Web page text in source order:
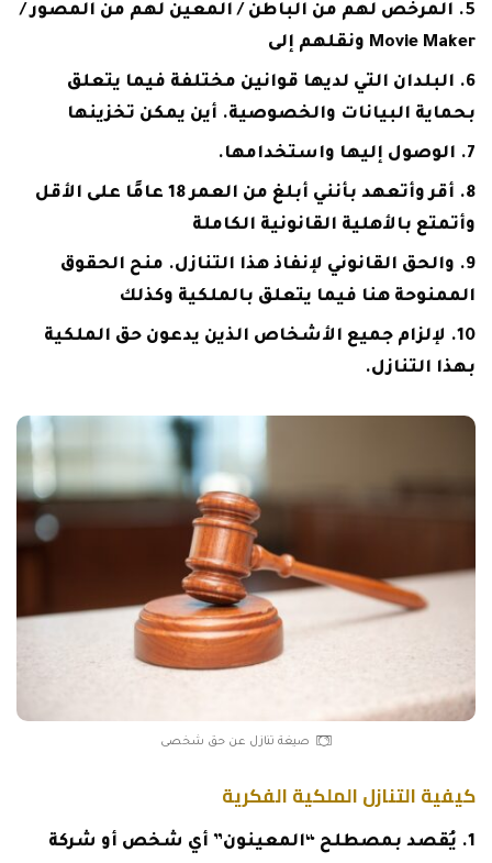
المرخص لهم من الباطن / المعين لهم من المصور /
Movie Maker ونقلهم إلى
البلدان التي لديها قوانين مختلفة فيما يتعلق
بحماية البيانات والخصوصية. أين يمكن تخزينها
الوصول إليها واستخدامها.
أقر وأتعهد بأنني أبلغ من العمر 18 عامًا على الأقل
وأتمتع بالأهلية القانونية الكاملة
والحق القانوني لإنفاذ هذا التنازل. منح الحقوق
الممنوحة هنا فيما يتعلق بالملكية وكذلك
لإلزام جميع الأشخاص الذين يدعون حق الملكية
بهذا التنازل.
صيغة تنازل عن حق شخصى
كيفية التنازل الملكية الفكرية
يُقصد بمصطلح “المعينون” أي شخص أو شركة